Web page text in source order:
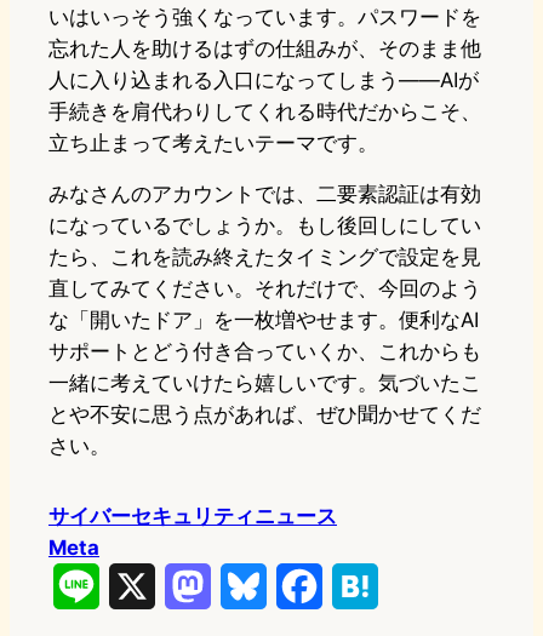
いはいっそう強くなっています。パスワードを
忘れた人を助けるはずの仕組みが、そのまま他
人に入り込まれる入口になってしまう——AIが
手続きを肩代わりしてくれる時代だからこそ、
立ち止まって考えたいテーマです。
みなさんのアカウントでは、二要素認証は有効
になっているでしょうか。もし後回しにしてい
たら、これを読み終えたタイミングで設定を見
直してみてください。それだけで、今回のよう
な「開いたドア」を一枚増やせます。便利なAI
サポートとどう付き合っていくか、これからも
一緒に考えていけたら嬉しいです。気づいたこ
とや不安に思う点があれば、ぜひ聞かせてくだ
さい。
サイバーセキュリティニュース
Meta